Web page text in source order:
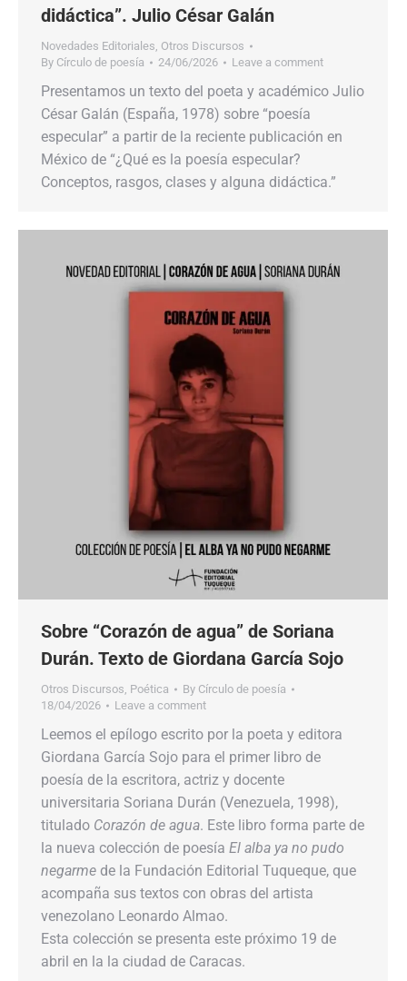
didáctica”. Julio César Galán
Novedades Editoriales, Otros Discursos
By Círculo de poesía 24/06/2026 Leave a comment
Presentamos un texto del poeta y académico Julio
César Galán (España, 1978) sobre “poesía
especular” a partir de la reciente publicación en
México de “¿Qué es la poesía especular?
Conceptos, rasgos, clases y alguna didáctica.”
Sobre “Corazón de agua” de Soriana
Durán. Texto de Giordana García Sojo
Otros Discursos, Poética By Círculo de poesía
18/04/2026
Leave a comment
Leemos el epílogo escrito por la poeta y editora
Giordana García Sojo para el primer libro de
poesía de la escritora, actriz y docente
universitaria Soriana Durán (Venezuela, 1998),
titulado Corazón de agua. Este libro forma parte de
la nueva colección de poesía El alba ya no pudo
negarme de la Fundación Editorial Tuqueque, que
acompaña sus textos con obras del artista
venezolano Leonardo Almao.
Esta colección se presenta este próximo 19 de
abril en la la ciudad de Caracas.